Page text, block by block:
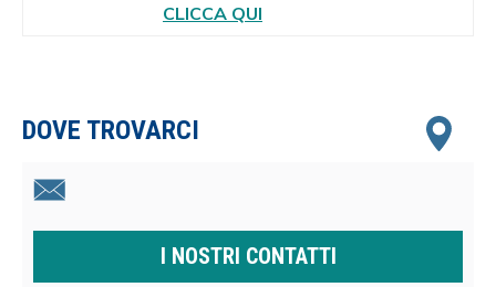
CLICCA QUI
DOVE TROVARCI
I NOSTRI CONTATTI